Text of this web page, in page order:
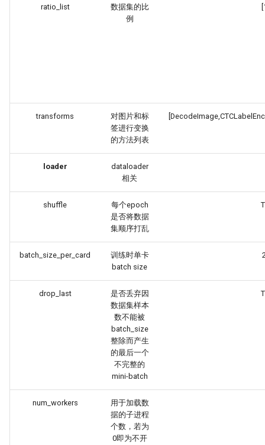
ratio_list
数据集的比
例
transforms
对图片和标
签进行变换
的方法列表
loader
dataloader
相关
shuffle
每个epoch
是否将数据
集顺序打乱
batch_size_per_card
训练时单卡
batch size
drop_last
是否丢弃因
数据集样本
数不能被
batch_size
整除而产生
的最后一个
不完整的
mini-batch
num_workers
用于加载数
据的子进程
个数，若为
0即为不开